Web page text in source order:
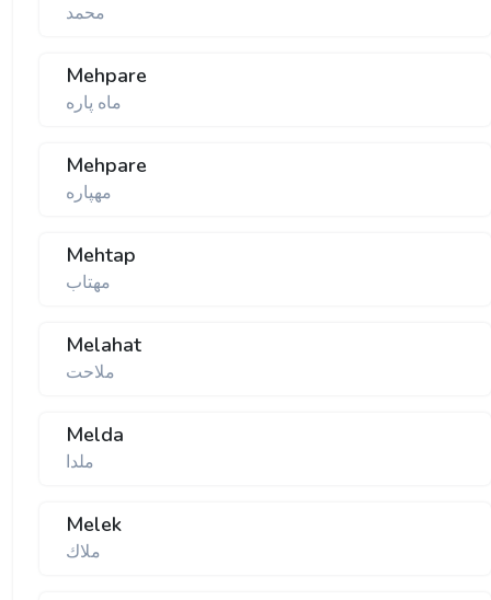
محمد
Mehpare
ماه پاره
Mehpare
مهپاره
Mehtap
مهتاب
Melahat
ملاحت
Melda
ملدا
Melek
ملاك